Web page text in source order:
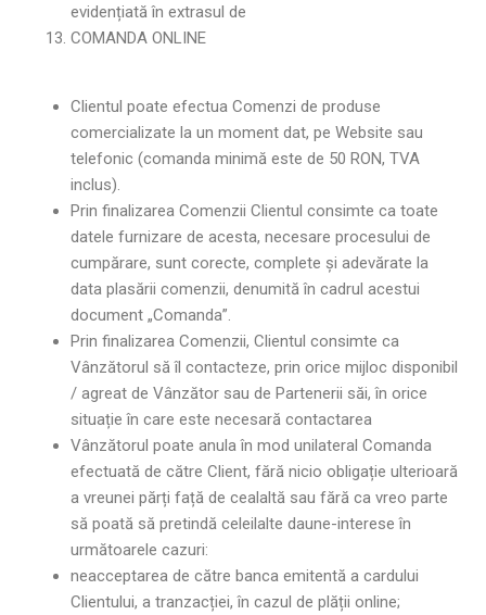
evidențiată în extrasul de
COMANDA ONLINE
Clientul poate efectua Comenzi de produse
comercializate la un moment dat, pe Website sau
telefonic (comanda minimă este de 50 RON, TVA
inclus).
Prin finalizarea Comenzii Clientul consimte ca toate
datele furnizare de acesta, necesare procesului de
cumpărare, sunt corecte, complete și adevărate la
data plasării comenzii, denumită în cadrul acestui
document „Comanda”.
Prin finalizarea Comenzii, Clientul consimte ca
Vânzătorul să îl contacteze, prin orice mijloc disponibil
/ agreat de Vânzător sau de Partenerii săi, în orice
situație în care este necesară contactarea
Vânzătorul poate anula în mod unilateral Comanda
efectuată de către Client, fără nicio obligație ulterioară
a vreunei părți față de cealaltă sau fără ca vreo parte
să poată să pretindă celeilalte daune-interese în
următoarele cazuri:
neacceptarea de către banca emitentă a cardului
Clientului, a tranzacției, în cazul de plății online;